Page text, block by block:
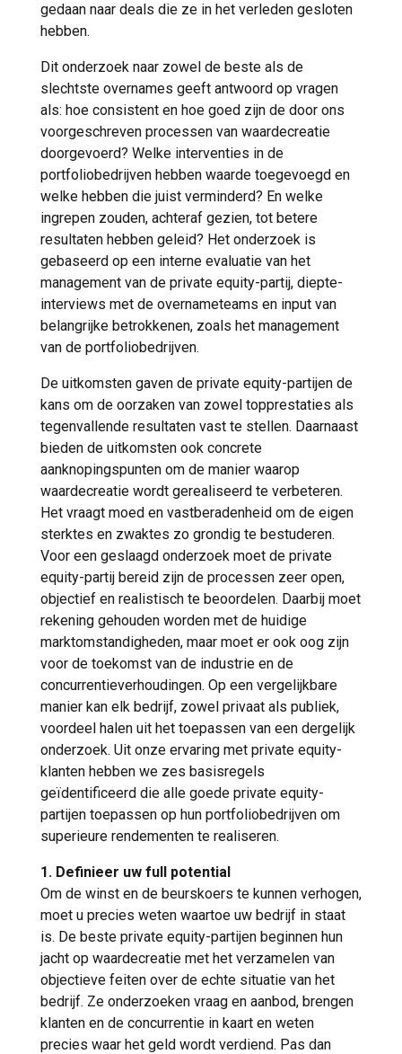
gedaan naar deals die ze in het verleden gesloten
hebben.
Dit onderzoek naar zowel de beste als de
slechtste overnames geeft antwoord op vragen
als: hoe consistent en hoe goed zijn de door ons
voorgeschreven processen van waardecreatie
doorgevoerd? Welke interventies in de
portfoliobedrijven hebben waarde toegevoegd en
welke hebben die juist verminderd? En welke
ingrepen zouden, achteraf gezien, tot betere
resultaten hebben geleid? Het onderzoek is
gebaseerd op een interne evaluatie van het
management van de private equity-partij, diepte-
interviews met de overnameteams en input van
belangrijke betrokkenen, zoals het management
van de portfoliobedrijven.
De uitkomsten gaven de private equity-partijen de
kans om de oorzaken van zowel topprestaties als
tegenvallende resultaten vast te stellen. Daarnaast
bieden de uitkomsten ook concrete
aanknopingspunten om de manier waarop
waardecreatie wordt gerealiseerd te verbeteren.
Het vraagt moed en vastberadenheid om de eigen
sterktes en zwaktes zo grondig te bestuderen.
Voor een geslaagd onderzoek moet de private
equity-partij bereid zijn de processen zeer open,
objectief en realistisch te beoordelen. Daarbij moet
rekening gehouden worden met de huidige
marktomstandigheden, maar moet er ook oog zijn
voor de toekomst van de industrie en de
concurrentieverhoudingen. Op een vergelijkbare
manier kan elk bedrijf, zowel privaat als publiek,
voordeel halen uit het toepassen van een dergelijk
onderzoek. Uit onze ervaring met private equity-
klanten hebben we zes basisregels
geïdentificeerd die alle goede private equity-
partijen toepassen op hun portfoliobedrijven om
superieure rendementen te realiseren.
1. Definieer uw full potential
Om de winst en de beurskoers te kunnen verhogen,
moet u precies weten waartoe uw bedrijf in staat
is. De beste private equity-partijen beginnen hun
jacht op waardecreatie met het verzamelen van
objectieve feiten over de echte situatie van het
bedrijf. Ze onderzoeken vraag en aanbod, brengen
klanten en de concurrentie in kaart en weten
precies waar het geld wordt verdiend. Pas dan